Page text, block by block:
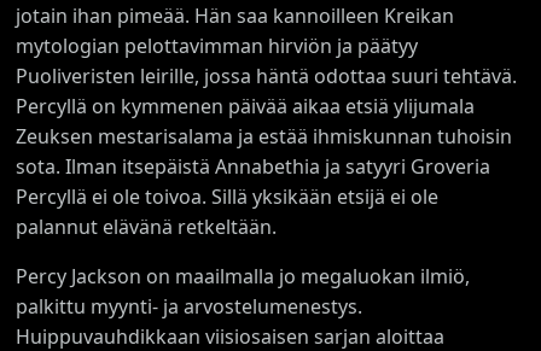
jotain ihan pimeää. Hän saa kannoilleen Kreikan
mytologian pelottavimman hirviön ja päätyy
Puoliveristen leirille, jossa häntä odottaa suuri tehtävä.
Percyllä on kymmenen päivää aikaa etsiä ylijumala
Zeuksen mestarisalama ja estää ihmiskunnan tuhoisin
sota. Ilman itsepäistä Annabethia ja satyyri Groveria
Percyllä ei ole toivoa. Sillä yksikään etsijä ei ole
palannut elävänä retkeltään.
Percy Jackson on maailmalla jo megaluokan ilmiö,
palkittu myynti- ja arvostelumenestys.
Huippuvauhdikkaan viisiosaisen sarjan aloittaa